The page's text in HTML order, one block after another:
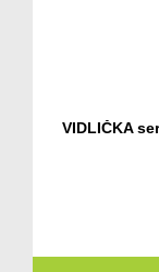
VIDLIČKA